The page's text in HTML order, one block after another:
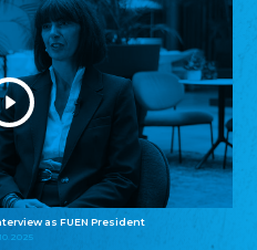
as FUEN President